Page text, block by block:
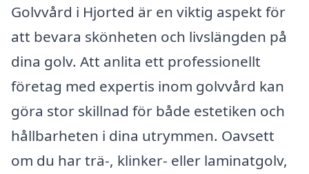
Golvvård i Hjorted är en viktig aspekt för
att bevara skönheten och livslängden på
dina golv. Att anlita ett professionellt
företag med expertis inom golvvård kan
göra stor skillnad för både estetiken och
hållbarheten i dina utrymmen. Oavsett
om du har trä-, klinker- eller laminatgolv,